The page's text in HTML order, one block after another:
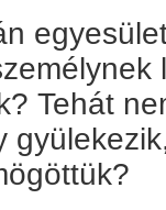
Tehát